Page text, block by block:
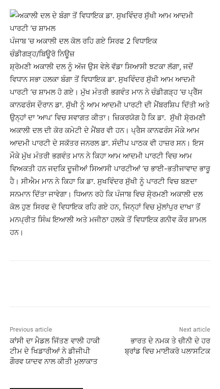
ਪੰਜਾਬ ’ਚ ਅਕਾਲੀ ਦਲ ਕੋਲ ਰਹਿ ਗਏ ਸਿਰਫ 2 ਵਿਧਾਇਕ
ਚੰਡੀਗੜ੍ਹ/ਬਿਊਰੋ ਨਿਊਜ਼
ਸ਼੍ਰੋਮਣੀ ਅਕਾਲੀ ਦਲ ਨੂੰ ਅੱਜ ਉਸ ਵੇਲੇ ਵੱਡਾ ਸਿਆਸੀ ਝਟਕਾ ਲੱਗਾ, ਜਦੋਂ
ਵਿਧਾਨ ਸਭਾ ਹਲਕਾ ਬੰਗਾ ਤੋਂ ਵਿਧਾਇਕ ਡਾ. ਸੁਖਵਿੰਦਰ ਸੁੱਖੀ ਆਮ ਆਦਮੀ
ਪਾਰਟੀ ’ਚ ਸ਼ਾਮਲ ਹੋ ਗਏ। ਮੁੱਖ ਮੰਤਰੀ ਭਗਵੰਤ ਮਾਨ ਨੇ ਚੰਡੀਗੜ੍ਹ ’ਚ ਪ੍ਰੈੱਸ
ਕਾਨਫਰੰਸ ਦੌਰਾਨ ਡਾ. ਸੁੱਖੀ ਨੂੰ ਆਮ ਆਦਮੀ ਪਾਰਟੀ ਦੀ ਮੈਂਬਰਸ਼ਿਪ ਦਿੱਤੀ ਅਤੇ
ਉਨ੍ਹਾਂ ਦਾ ‘ਆਪ’ ਵਿਚ ਸਵਾਗਤ ਕੀਤਾ। ਜ਼ਿਕਰਯੋਗ ਹੈ ਕਿ ਡਾ. ਸੁੱਖੀ ਸ਼ੋ੍ਰਮਣੀ
ਅਕਾਲੀ ਦਲ ਦੀ ਕੋਰ ਕਮੇਟੀ ਦੇ ਮੈਂਬਰ ਵੀ ਹਨ। ਪ੍ਰੈਸ ਕਾਨਫਰੰਸ ਮੌਕੇ ਆਮ
ਆਦਮੀ ਪਾਰਟੀ ਦੇ ਸਕੱਤਰ ਜਨਰਲ ਡਾ. ਸੰਦੀਪ ਪਾਠਕ ਵੀ ਹਾਜ਼ਰ ਸਨ। ਇਸ
ਮੌਕੇ ਮੁੱਖ ਮੰਤਰੀ ਭਗਵੰਤ ਮਾਨ ਨੇ ਕਿਹਾ ਆਮ ਆਦਮੀ ਪਾਰਟੀ ਵਿਚ ਆਮ
ਵਿਅਕਤੀ ਹਨ ਜਦਕਿ ਦੂਜੀਆਂ ਸਿਆਸੀ ਪਾਰਟੀਆਂ ’ਚ ਭਾਈ-ਭਤੀਜਾਵਾਦ ਭਾਰੂ
ਹੈ। ਸੀਐਮ ਮਾਨ ਨੇ ਕਿਹਾ ਕਿ ਡਾ. ਸੁਖਵਿੰਦਰ ਸੁੱਖੀ ਨੂੰ ਪਾਰਟੀ ਵਿਚ ਬਣਦਾ
ਸਨਮਾਨ ਦਿੱਤਾ ਜਾਵੇਗਾ। ਧਿਆਨ ਰਹੇ ਕਿ ਪੰਜਾਬ ਵਿਚ ਸ਼ੋ੍ਰਮਣੀ ਅਕਾਲੀ ਦਲ
ਕੋਲ ਹੁਣ ਸਿਰਫ ਦੋ ਵਿਧਾਇਕ ਰਹਿ ਗਏ ਹਨ, ਜਿਨ੍ਹਾਂ ਵਿਚ ਮੁੱਲਾਂਪੁਰ ਦਾਖਾ ਤੋਂ
ਮਨਪ੍ਰੀਤ ਸਿੰਘ ਇਆਲੀ ਅਤੇ ਮਜੀਠਾ ਹਲਕੇ ਤੋਂ ਵਿਧਾਇਕ ਗਨੀਵ ਕੌਰ ਸ਼ਾਮਲ
ਹਨ।
Previous article
ਕਾਂਸੀ ਦਾ ਮੈਡਲ ਜਿੱਤਣ ਵਾਲੀ ਹਾਕੀ
ਟੀਮ ਦੇ ਖਿਡਾਰੀਆਂ ਨੇ ਡੀਜੀਪੀ
ਗੌਰਵ ਯਾਦਵ ਨਾਲ ਕੀਤੀ ਮੁਲਾਕਾਤ
Next article
ਭਾਰਤ ਦੇ ਨਮਕ ਤੇ ਚੀਨੀ ਦੇ ਹਰ
ਬ੍ਰਾਂਡ ਵਿਚ ਮਾਈਕਰੋ ਪਲਾਸਟਿਕ